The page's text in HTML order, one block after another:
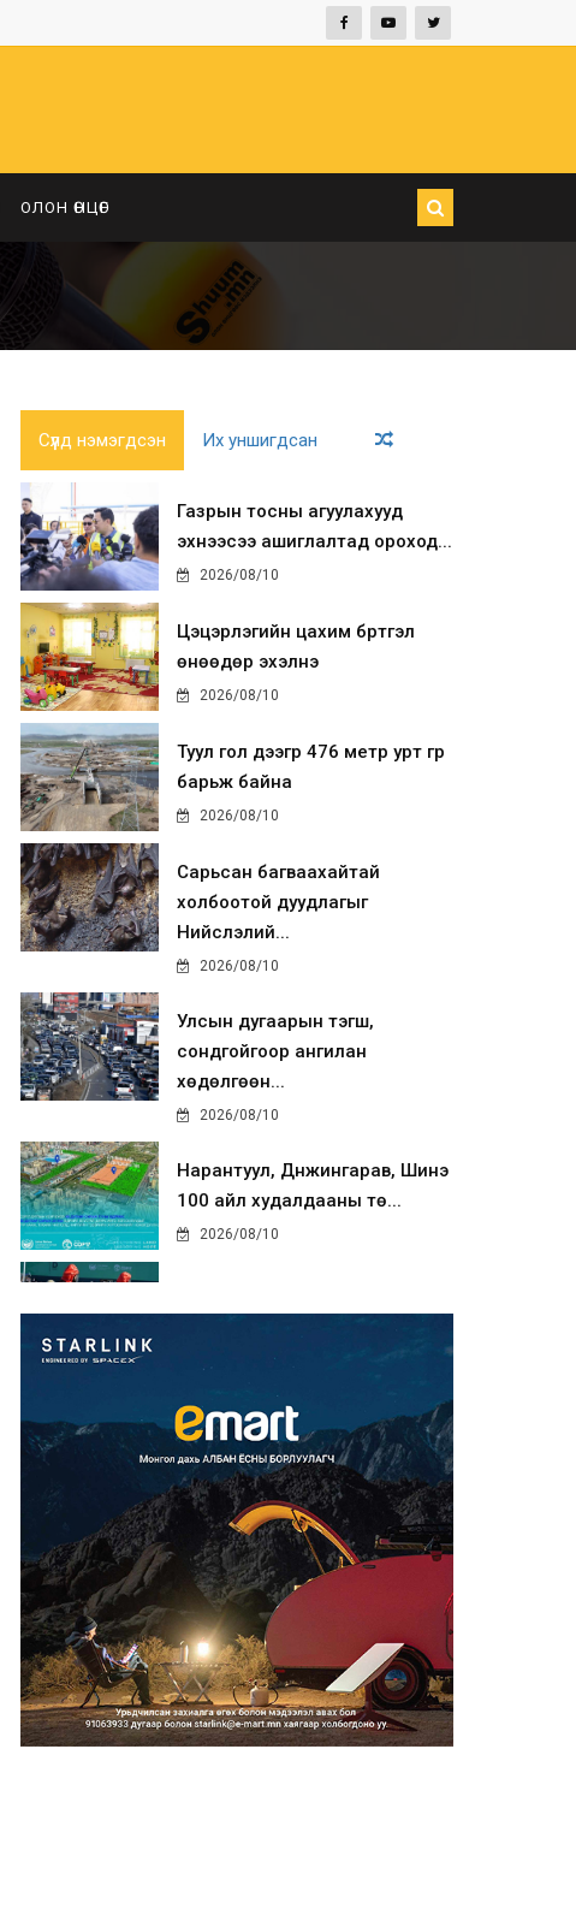
ОЛОН ӨНЦӨГ
Сүүлд нэмэгдсэн Их уншигдсан
Газрын тосны агуулахууд
эхнээсээ ашиглалтад ороход...
2026/08/10
Цэцэрлэгийн цахим бүртгэл
өнөөдөр эхэлнэ
2026/08/10
Туул гол дээгүүр 476 метр урт гүүр
барьж байна
2026/08/10
Сарьсан багваахайтай
холбоотой дуудлагыг
Нийслэлий...
2026/08/10
Улсын дугаарын тэгш,
сондгойгоор ангилан
хөдөлгөөн...
2026/08/10
Нарантуул, Дүнжингарав, Шинэ
100 айл худалдааны тө...
2026/08/10
байдлын бүрэлдэхүүн хамтарс...
2026/08/10
Улаанбаатарт өдөртөө 20 хэм
дулаан
2026/08/10
COP17-ын зочид,
төлөөлөгчдөд үйлчлэх 250
орчим жол...
2026/08/07
Шатахууны нөөцийг
нэмэгдүүлэх, доголдлыг
арилгахад...